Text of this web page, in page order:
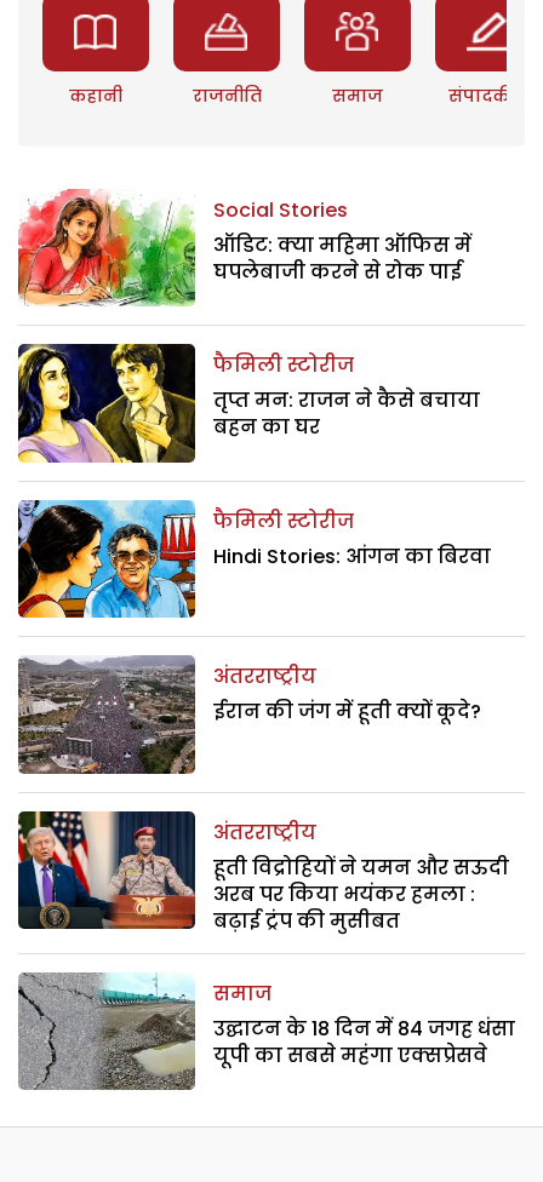
कहानी राजनीति समाज संपादकीय
Social Stories
ऑडिट: क्या महिमा ऑफिस में
घपलेबाजी करने से रोक पाई
फैमिली स्टोरीज
तृप्त मन: राजन ने कैसे बचाया
बहन का घर
फैमिली स्टोरीज
Hindi Stories: आंगन का बिरवा
अंतरराष्ट्रीय
ईरान की जंग में हूती क्यों कूदे?
अंतरराष्ट्रीय
हूती विद्रोहियों ने यमन और सऊदी
अरब पर किया भयंकर हमला :
बढ़ाई ट्रंप की मुसीबत
समाज
उद्घाटन के 18 दिन में 84 जगह धंसा
यूपी का सबसे महंगा एक्सप्रेसवे